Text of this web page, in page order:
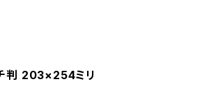
判 203×254ミリ